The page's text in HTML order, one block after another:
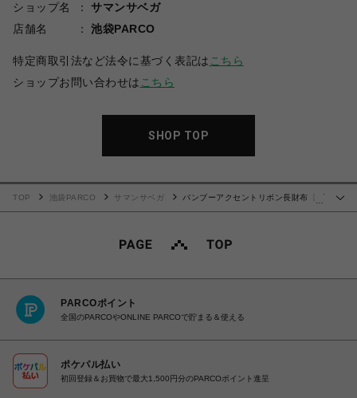
ショップ名
サマンサベガ
店舗名
池袋PARCO
特定商取引法など法令に基づく表記は こちら
ショップお問い合わせは こちら
SHOP TOP
TOP 池袋PARCO サマンサベガ
バンブーアクセントリボン長財布【ブ
PARCOポイント
全国のPARCOやONLINE PARCOで貯まる＆使える
ポケパル払い
初回登録＆お買物で最大1,500円分のPARCOポイント進呈